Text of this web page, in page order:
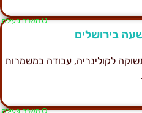
Ο משרה פעילה
לקולינריה, עבודה במשמרות
Ο משרה פעילה